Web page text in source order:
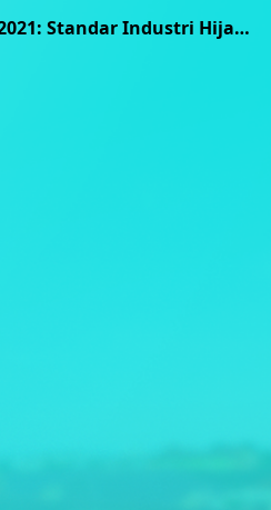
1. SIH 22123.1:2021: Standar Industri Hijau untuk Industri Karet Remah (Crumb Rubber)